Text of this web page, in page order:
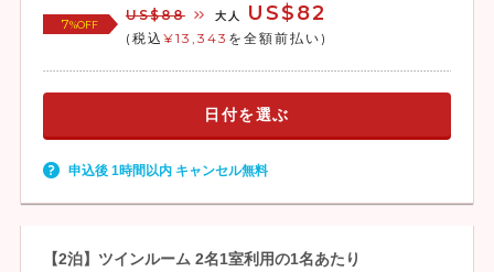
7%OFF
US$88 大人 US$82
(税込 ¥13,343 を全額前払い)
日付を選ぶ
申込後 1時間以内 キャンセル無料
【2泊】ツインルーム 2名1室利用の1名あたり